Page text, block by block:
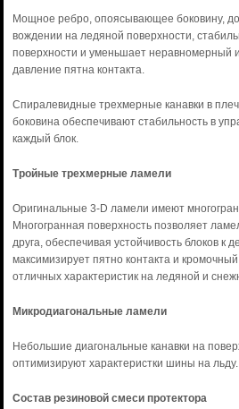
Мощное ребро, опоясывающее боковину,
вождении на ледяной поверхности,
поверхности и уменьшает неравномерный
давление пятна контакта.
Спиралевидные трехмерные канавки в
боковина обеспечивают стабильность в
каждый блок.
Тройные трехмерные ламели
Оригинальные 3-D ламели имеют
Многогранная поверхность позволяет
друга, обеспечивая устойчивость блоков к
максимизирует пятно контакта и
отличных характеристик на ледяной и
Микродиагональные ламели
Небольшие диагональные канавки на
оптимизируют характеристки шины на льду.
Состав резиновой смеси протектора